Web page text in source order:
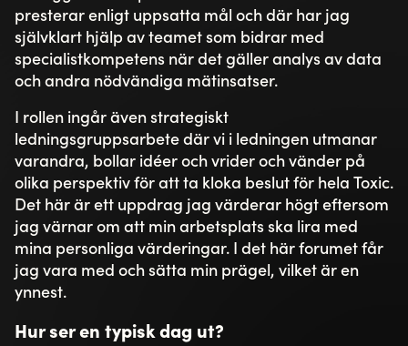
presterar enligt uppsatta mål och där har jag
självklart hjälp av teamet som bidrar med
specialistkompetens när det gäller analys av data
och andra nödvändiga mätinsatser.
I rollen ingår även strategiskt
ledningsgruppsarbete där vi i ledningen utmanar
varandra, bollar idéer och vrider och vänder på
olika perspektiv för att ta kloka beslut för hela Toxic.
Det här är ett uppdrag jag värderar högt eftersom
jag värnar om att min arbetsplats ska lira med
mina personliga värderingar. I det här forumet får
jag vara med och sätta min prägel, vilket är en
ynnest.
Hur ser en typisk dag ut?